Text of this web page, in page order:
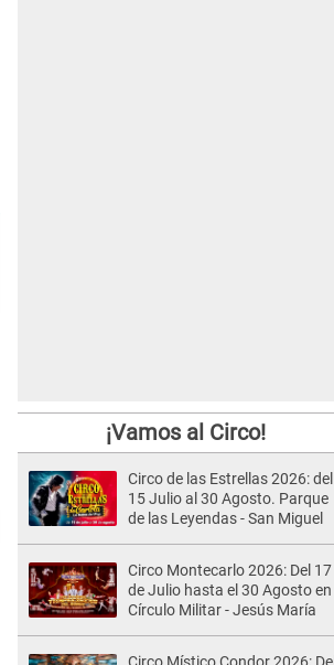
¡Vamos al Circo!
Circo de las Estrellas 2026: del
15 Julio al 30 Agosto. Parque
de las Leyendas - San Miguel
Circo Montecarlo 2026: Del 17
de Julio hasta el 30 Agosto en
Círculo Militar - Jesús María